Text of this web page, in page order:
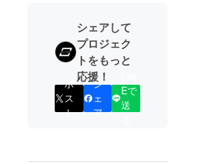
シェアして
プロジェク
トをもっと
応援！
ポ
ス
ト
シ
ェ
ア
Eで
送